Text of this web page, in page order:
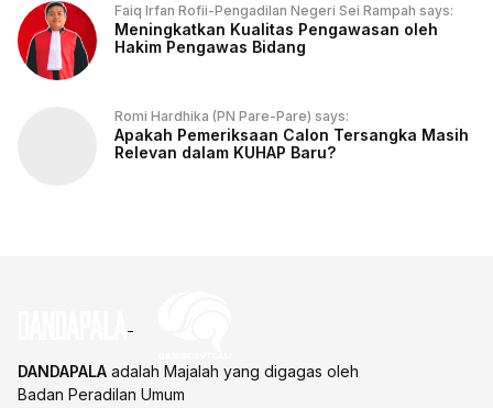
Faiq Irfan Rofii-Pengadilan Negeri Sei Rampah says:
Meningkatkan Kualitas Pengawasan oleh
Hakim Pengawas Bidang
Romi Hardhika (PN Pare-Pare) says:
Apakah Pemeriksaan Calon Tersangka Masih
Relevan dalam KUHAP Baru?
DANDAPALA adalah Majalah yang digagas oleh
Badan Peradilan Umum